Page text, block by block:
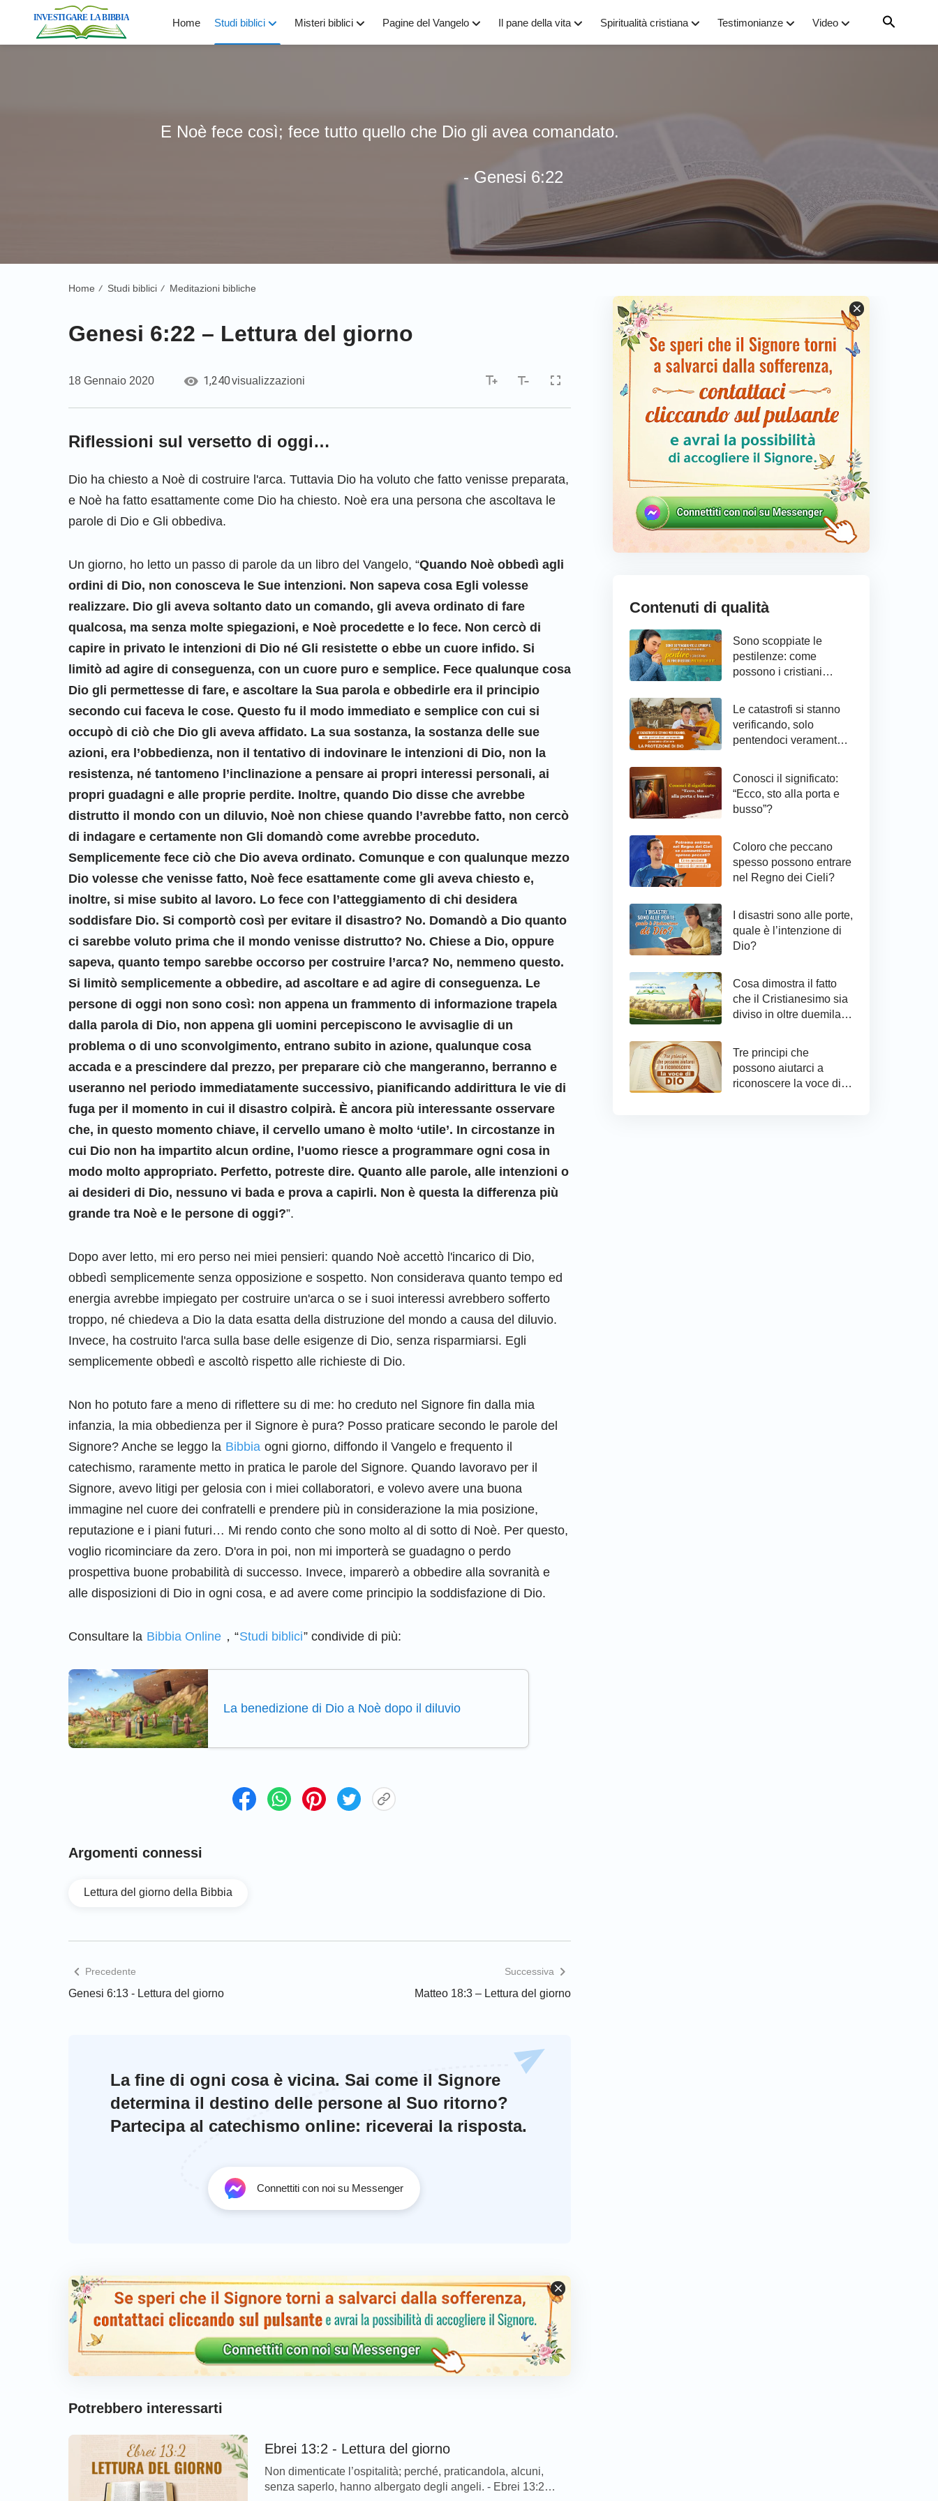
Home Studi biblici Misteri biblici Pagine del Vangelo Il pane della vita Spiritualità cristiana Testimonianze Video
E Noè fece così; fece tutto quello che Dio gli avea comandato.
- Genesi 6:22
Home / Studi biblici / Meditazioni bibliche
Genesi 6:22 – Lettura del giorno
18 Gennaio 2020 1,240visualizzazioni
Riflessioni sul versetto di oggi…
Dio ha chiesto a Noè di costruire l'arca. Tuttavia Dio ha voluto che fatto venisse preparata,
e Noè ha fatto esattamente come Dio ha chiesto. Noè era una persona che ascoltava le
parole di Dio e Gli obbediva.
Un giorno, ho letto un passo di parole da un libro del Vangelo, “Quando Noè obbedì agli
ordini di Dio, non conosceva le Sue intenzioni. Non sapeva cosa Egli volesse
realizzare. Dio gli aveva soltanto dato un comando, gli aveva ordinato di fare
qualcosa, ma senza molte spiegazioni, e Noè procedette e lo fece. Non cercò di
capire in privato le intenzioni di Dio né Gli resistette o ebbe un cuore infido. Si
limitò ad agire di conseguenza, con un cuore puro e semplice. Fece qualunque cosa
Dio gli permettesse di fare, e ascoltare la Sua parola e obbedirle era il principio
secondo cui faceva le cose. Questo fu il modo immediato e semplice con cui si
occupò di ciò che Dio gli aveva affidato. La sua sostanza, la sostanza delle sue
azioni, era l’obbedienza, non il tentativo di indovinare le intenzioni di Dio, non la
resistenza, né tantomeno l’inclinazione a pensare ai propri interessi personali, ai
propri guadagni e alle proprie perdite. Inoltre, quando Dio disse che avrebbe
distrutto il mondo con un diluvio, Noè non chiese quando l’avrebbe fatto, non cercò
di indagare e certamente non Gli domandò come avrebbe proceduto.
Semplicemente fece ciò che Dio aveva ordinato. Comunque e con qualunque mezzo
Dio volesse che venisse fatto, Noè fece esattamente come gli aveva chiesto e,
inoltre, si mise subito al lavoro. Lo fece con l’atteggiamento di chi desidera
soddisfare Dio. Si comportò così per evitare il disastro? No. Domandò a Dio quanto
ci sarebbe voluto prima che il mondo venisse distrutto? No. Chiese a Dio, oppure
sapeva, quanto tempo sarebbe occorso per costruire l’arca? No, nemmeno questo.
Si limitò semplicemente a obbedire, ad ascoltare e ad agire di conseguenza. Le
persone di oggi non sono così: non appena un frammento di informazione trapela
dalla parola di Dio, non appena gli uomini percepiscono le avvisaglie di un
problema o di uno sconvolgimento, entrano subito in azione, qualunque cosa
accada e a prescindere dal prezzo, per preparare ciò che mangeranno, berranno e
useranno nel periodo immediatamente successivo, pianificando addirittura le vie di
fuga per il momento in cui il disastro colpirà. È ancora più interessante osservare
che, in questo momento chiave, il cervello umano è molto ‘utile’. In circostanze in
cui Dio non ha impartito alcun ordine, l’uomo riesce a programmare ogni cosa in
modo molto appropriato. Perfetto, potreste dire. Quanto alle parole, alle intenzioni o
ai desideri di Dio, nessuno vi bada e prova a capirli. Non è questa la differenza più
grande tra Noè e le persone di oggi?”.
Dopo aver letto, mi ero perso nei miei pensieri: quando Noè accettò l'incarico di Dio,
obbedì semplicemente senza opposizione e sospetto. Non considerava quanto tempo ed
energia avrebbe impiegato per costruire un'arca o se i suoi interessi avrebbero sofferto
troppo, né chiedeva a Dio la data esatta della distruzione del mondo a causa del diluvio.
Invece, ha costruito l'arca sulla base delle esigenze di Dio, senza risparmiarsi. Egli
semplicemente obbedì e ascoltò rispetto alle richieste di Dio.
Non ho potuto fare a meno di riflettere su di me: ho creduto nel Signore fin dalla mia
infanzia, la mia obbedienza per il Signore è pura? Posso praticare secondo le parole del
Signore? Anche se leggo la Bibbia ogni giorno, diffondo il Vangelo e frequento il
catechismo, raramente metto in pratica le parole del Signore. Quando lavoravo per il
Signore, avevo litigi per gelosia con i miei collaboratori, e volevo avere una buona
immagine nel cuore dei confratelli e prendere più in considerazione la mia posizione,
reputazione e i piani futuri… Mi rendo conto che sono molto al di sotto di Noè. Per questo,
voglio ricominciare da zero. D'ora in poi, non mi importerà se guadagno o perdo
prospettiva buone probabilità di successo. Invece, imparerò a obbedire alla sovranità e
alle disposizioni di Dio in ogni cosa, e ad avere come principio la soddisfazione di Dio.
Consultare la Bibbia Online ，“Studi biblici” condivide di più:
La benedizione di Dio a Noè dopo il diluvio
Argomenti connessi
Lettura del giorno della Bibbia
Precedente
Genesi 6:13 - Lettura del giorno
Successiva
Matteo 18:3 – Lettura del giorno
La fine di ogni cosa è vicina. Sai come il Signore
determina il destino delle persone al Suo ritorno?
Partecipa al catechismo online: riceverai la risposta.
Connettiti con noi su Messenger
Potrebbero interessarti
Ebrei 13:2 - Lettura del giorno
Non dimenticate l’ospitalità; perché, praticandola, alcuni,
senza saperlo, hanno albergato degli angeli. - Ebrei 13:2
Contenuti di qualità
Sono scoppiate le
pestilenze: come
possono i cristiani
pentimento ed essere
protetti da Dio
Le catastrofi si stanno
verificando, solo
pentendoci veramente
Conosci il significato:
“Ecco, sto alla porta e
busso”?
Coloro che peccano
spesso possono entrare
nel Regno dei Cieli?
I disastri sono alle porte,
quale è l’intenzione di
Dio?
Cosa dimostra il fatto
che il Cristianesimo sia
diviso in oltre duemila
Tre principi che
possono aiutarci a
riconoscere la voce di